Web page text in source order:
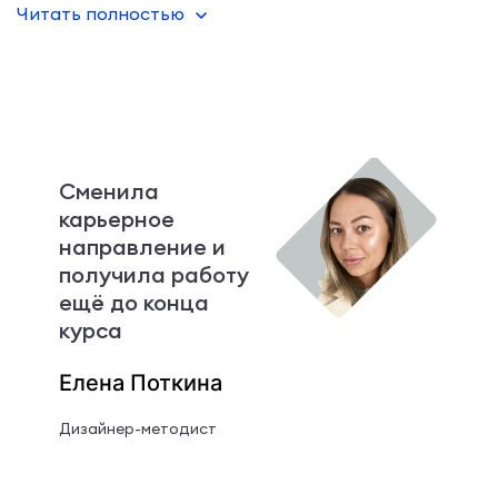
На курсе подробно разоб
Читать полностью
Сменила
карьерное
направление и
получила работу
ещё до конца
курса
Елена Поткина
Дизайнер-методист